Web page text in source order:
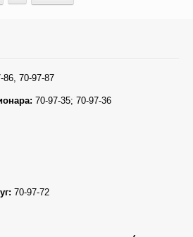
86, 70-97-87
70-97-35; 70-97-36
70-97-72